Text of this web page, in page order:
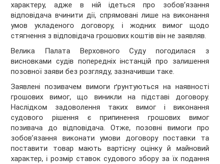
характеру, адже в ній ідеться про зобов’язання
відповідача вчинити дії, спрямовані лише на виконання
умов укладеного договору, і жодних вимог щодо
стягнення з відповідача грошових коштів він не заявляв.
Велика Палата Верховного Суду погодилася з
висновками судів попередніх інстанцій про залишення
позовної заяви без розгляду, зазначивши таке.
Заявлені позивачем вимоги ґрунтуються на наявності
грошових вимог, що виникли на підставі договору.
Наслідком задоволення таких вимог і виконання
судового рішення є припинення грошових вимог
позивача до відповідача. Отже, позовні вимоги про
зобов’язання виконати умови договору поставки та
поставити товар мають вартісну оцінку й майновий
характер, і розмір ставок судового збору за їх подання